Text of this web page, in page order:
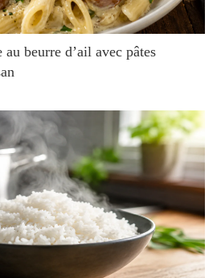
au beurre d’ail avec pâtes